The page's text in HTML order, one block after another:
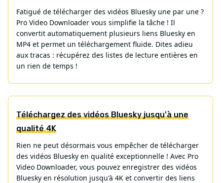
Fatigué de télécharger des vidéos Bluesky une par une ?
Pro Video Downloader vous simplifie la tâche ! Il
convertit automatiquement plusieurs liens Bluesky en
MP4 et permet un téléchargement fluide. Dites adieu
aux tracas : récupérez des listes de lecture entières en
un rien de temps !
Téléchargez des vidéos Bluesky jusqu'à une
qualité 4K
Rien ne peut désormais vous empêcher de télécharger
des vidéos Bluesky en qualité exceptionnelle ! Avec Pro
Video Downloader, vous pouvez enregistrer des vidéos
Bluesky en résolution jusqu'à 4K et convertir des liens